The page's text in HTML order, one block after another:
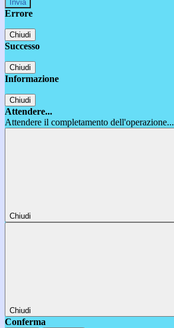
Errore
Chiudi
Successo
Chiudi
Informazione
Chiudi
Attendere...
Attendere il completamento dell'operazione...
Chiudi
Chiudi
Conferma